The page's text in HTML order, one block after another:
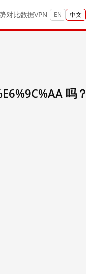
对比数据VPN EN 中文
吗？